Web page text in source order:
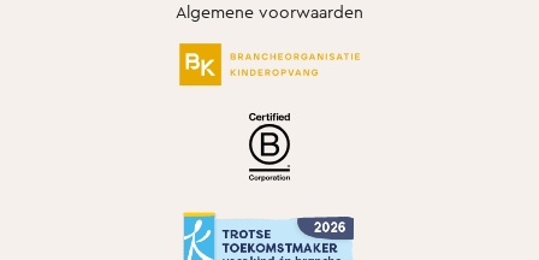
Algemene voorwaarden